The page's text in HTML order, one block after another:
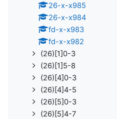
26-x-x985
26-x-x984
fd-x-x983
fd-x-x982
(26)[1]0-3
(26)[1]5-8
(26)[4]0-3
(26)[4]4-5
(26)[5]0-3
(26)[5]4-7